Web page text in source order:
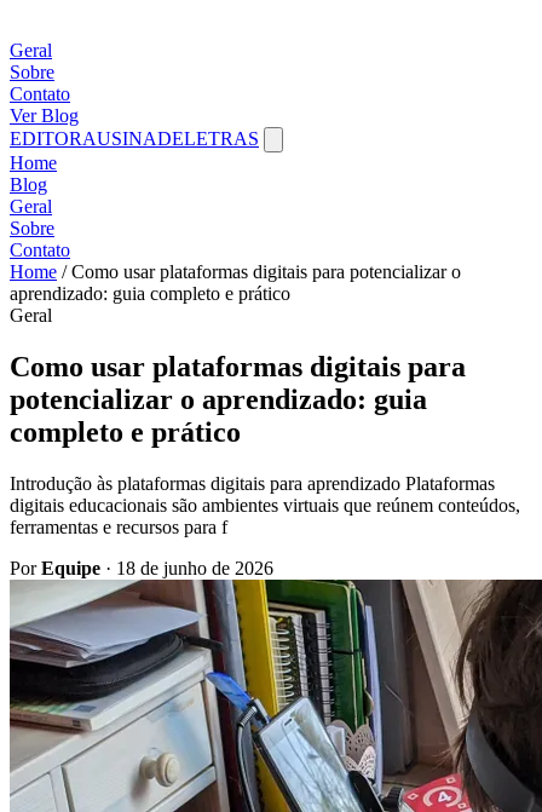
Geral
Sobre
Contato
Ver Blog
EDITORAUSINADELETRAS
Home
Blog
Geral
Sobre
Contato
Home / Como usar plataformas digitais para potencializar o
aprendizado: guia completo e prático
Geral
Como usar plataformas digitais para
potencializar o aprendizado: guia
completo e prático
Introdução às plataformas digitais para aprendizado Plataformas
digitais educacionais são ambientes virtuais que reúnem conteúdos,
ferramentas e recursos para f
PorEquipe · 18 de junho de 2026